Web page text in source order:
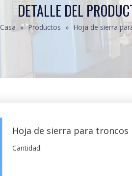
DETALLE DEL
Casa » Productos » Hoja de sierra
Hoja de sierra para troncos
Cantidad: